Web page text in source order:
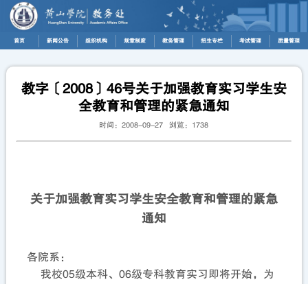
首页 新闻公告 组织机构 规章制度 教务管理 招生专栏 考试管理 质量管理
教字〔2008〕46号关于加强教育实习学生安
全教育和管理的紧急通知
时间：2008-09-27 浏览： 1738
关于加强教育实习学生安全教育和管理的紧急
通知
各院系：
我校05级本科、06级专科教育实习即将开始，为